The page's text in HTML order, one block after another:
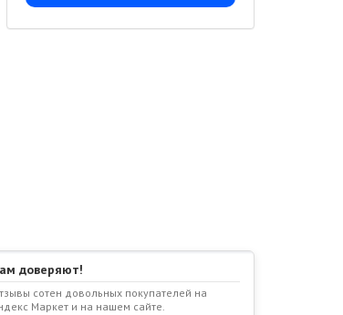
доверяют!
сотен довольных покупателей на
Маркет и на нашем сайте.